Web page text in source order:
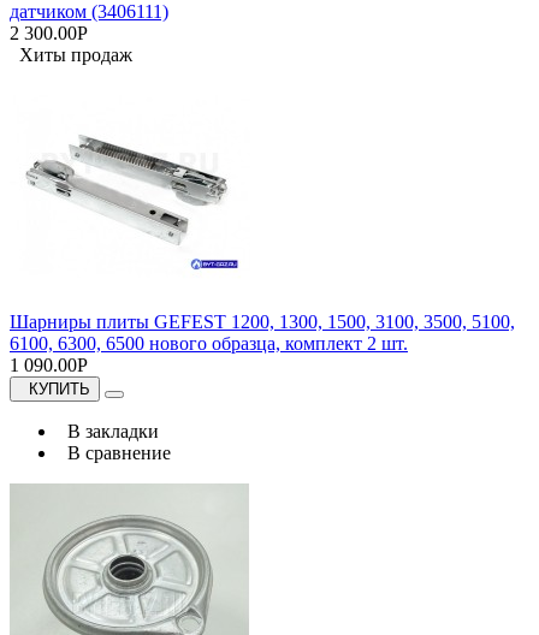
датчиком (3406111)
2 300.00Р
Хиты продаж
Шарниры плиты GEFEST 1200, 1300, 1500, 3100, 3500, 5100,
6100, 6300, 6500 нового образца, комплект 2 шт.
1 090.00Р
КУПИТЬ
В закладки
В сравнение